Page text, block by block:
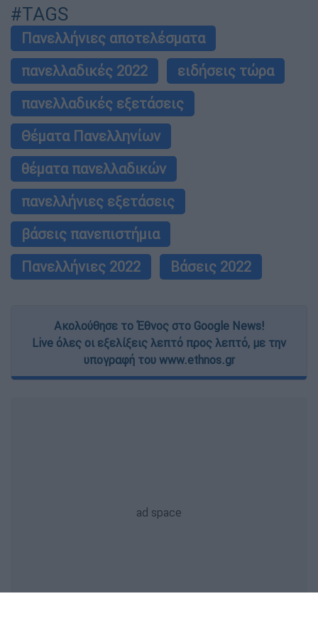
#TAGS
Πανελλήνιες αποτελέσματα
πανελλαδικές 2022
ειδήσεις τώρα
πανελλαδικές εξετάσεις
Θέματα Πανελληνίων
θέματα πανελλαδικών
πανελλήνιες εξετάσεις
βάσεις πανεπιστήμια
Πανελλήνιες 2022
Βάσεις 2022
Ακολούθησε το Έθνος στο Google News!
Live όλες οι εξελίξεις λεπτό προς λεπτό, με την
υπογραφή του www.ethnos.gr